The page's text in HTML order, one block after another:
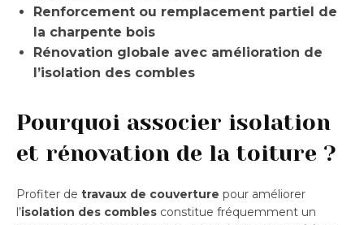
Renforcement ou remplacement partiel de
la charpente bois
Rénovation globale avec amélioration de
l’isolation des combles
Pourquoi associer isolation
et rénovation de la toiture ?
Profiter de travaux de couverture pour améliorer
l’isolation des combles constitue fréquemment un